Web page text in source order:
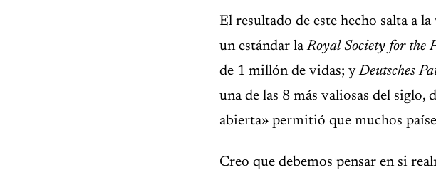
El resultado de este hecho salta a
un estándar laRoyal Society for the
de 1 millón de vidas; yDeutsches
una de las 8 más valiosas del siglo,
abierta» permitió que muchos
Creo que debemos pensar en si